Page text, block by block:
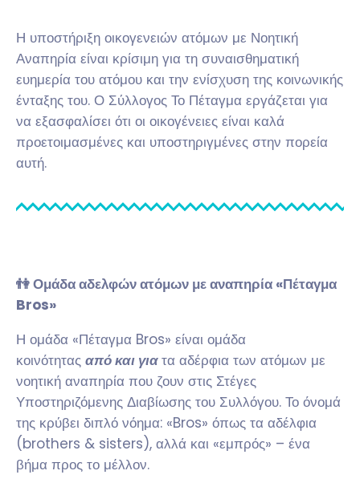
Η υποστήριξη οικογενειών ατόμων με Νοητική
Αναπηρία είναι κρίσιμη για τη συναισθηματική
ευημερία του ατόμου και την ενίσχυση της κοινωνικής
ένταξης του. Ο Σύλλογος Το Πέταγμα εργάζεται για
να εξασφαλίσει ότι οι οικογένειες είναι καλά
προετοιμασμένες και υποστηριγμένες στην πορεία
αυτή.
👫 Ομάδα αδελφών ατόμων με αναπηρία «Πέταγμα
Bros»
Η ομάδα «Πέταγμα Bros» είναι ομάδα
κοινότητας από και γιατα αδέρφια των ατόμων με
νοητική αναπηρία που ζουν στις Στέγες
Υποστηριζόμενης Διαβίωσης του Συλλόγου. Το όνομά
της κρύβει διπλό νόημα: «Bros» όπως τα αδέλφια
(brothers & sisters), αλλά και «εμπρός» – ένα
βήμα προς το μέλλον.